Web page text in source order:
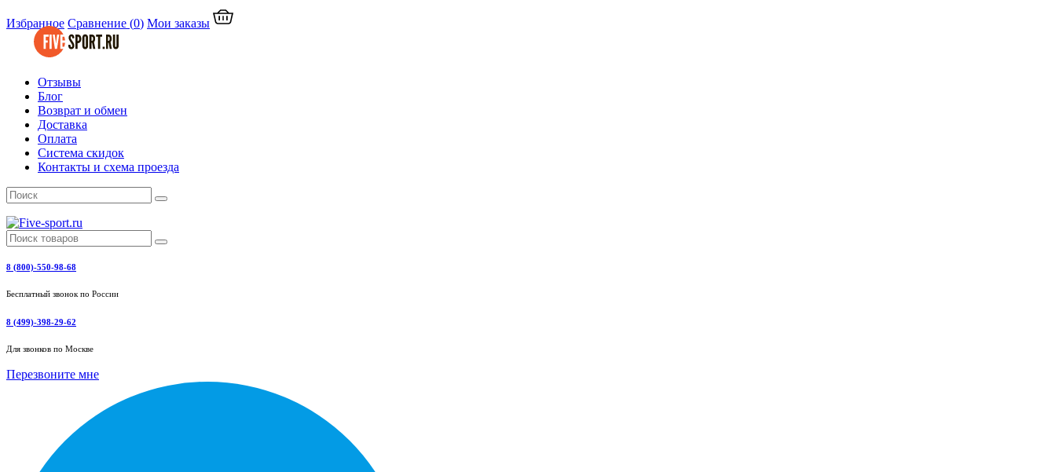
Избранное Сравнение (0) Мои заказы
Отзывы
Блог
Возврат и обмен
Доставка
Оплата
Система скидок
Контакты и схема проезда
8 (800)-550-98-68
Бесплатный звонок по России
8 (499)-398-29-62
Для звонков по Москве
Перезвоните мне